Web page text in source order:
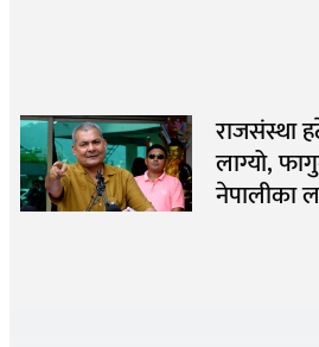
राजसंस्था
लाग्यो,
नेपालीका